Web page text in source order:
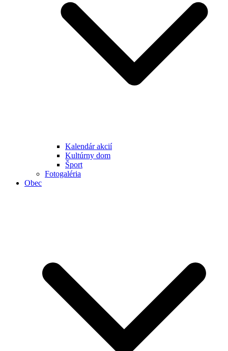
Kalendár akcií
Kultúrny dom
Šport
Fotogaléria
Obec